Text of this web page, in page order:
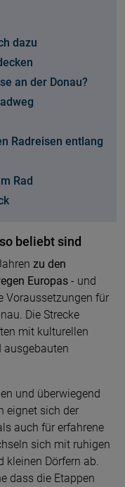
dazu
an der Donau?
Radreisen entlang
Rad
beliebt sind
zu den
Europas - und
Voraussetzungen für
Die Strecke
mit kulturellen
ausgebauten
und überwiegend
eignet sich der
auch für erfahrene
sich mit ruhigen
Dörfern ab.
dass die Etappen